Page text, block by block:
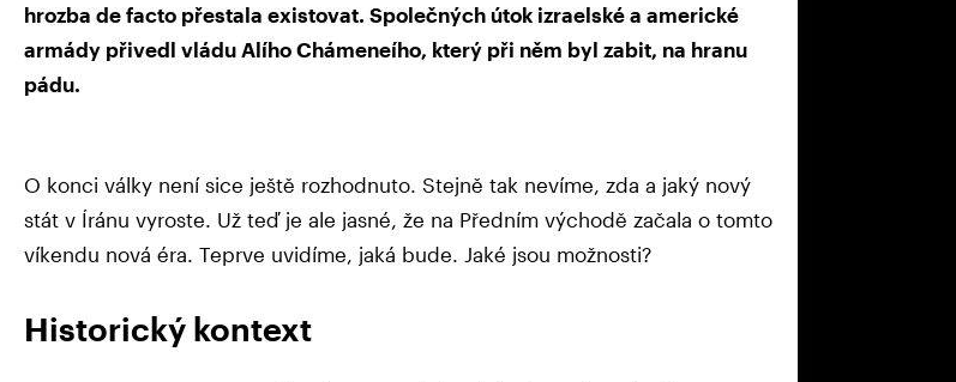
hrozba de facto přestala existovat. Společných útok izraelské a americké
armády přivedl vládu Alího Chámeneího, který při něm byl zabit, na hranu
pádu.
O konci války není sice ještě rozhodnuto. Stejně tak nevíme, zda a jaký nový
stát v Íránu vyroste. Už teď je ale jasné, že na Předním východě začala o tomto
víkendu nová éra. Teprve uvidíme, jaká bude. Jaké jsou možnosti?
Historický kontext